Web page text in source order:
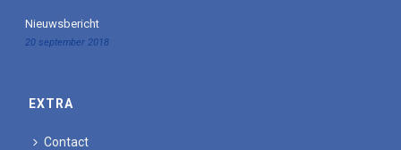
Nieuwsbericht
20 september 2018
EXTRA
Contact